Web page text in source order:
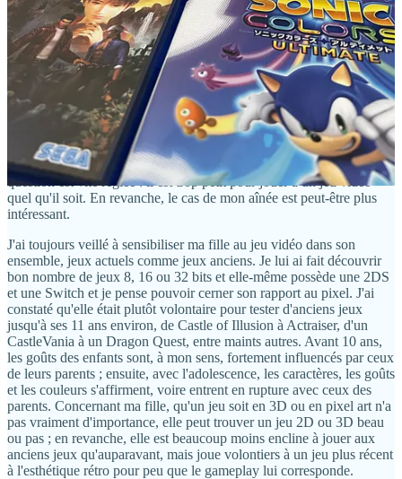
Mar 2, 2024
Liked by Thierry Falcoz
Hâte d'écouter ce nouvel épisode !
Je réagis au sondage de l'article car c'est un sujet qui me tient
particulièrement à coeur. J'ai deux enfants : une fille de 13 ans et un
garçon de 3, et tous les deux me voient jouer très (trop ?)
régulièrement sur d'anciennes machines. Pour mon deuxième, la
question est vite réglée : il est trop petit pour jouer à un jeu vidéo
quel qu'il soit. En revanche, le cas de mon aînée est peut-être plus
intéressant.
J'ai toujours veillé à sensibiliser ma fille au jeu vidéo dans son
ensemble, jeux actuels comme jeux anciens. Je lui ai fait découvrir
bon nombre de jeux 8, 16 ou 32 bits et elle-même possède une 2DS
et une Switch et je pense pouvoir cerner son rapport au pixel. J'ai
constaté qu'elle était plutôt volontaire pour tester d'anciens jeux
jusqu'à ses 11 ans environ, de Castle of Illusion à Actraiser, d'un
CastleVania à un Dragon Quest, entre maints autres. Avant 10 ans,
les goûts des enfants sont, à mon sens, fortement influencés par ceux
de leurs parents ; ensuite, avec l'adolescence, les caractères, les goûts
et les couleurs s'affirment, voire entrent en rupture avec ceux des
parents. Concernant ma fille, qu'un jeu soit en 3D ou en pixel art n'a
pas vraiment d'importance, elle peut trouver un jeu 2D ou 3D beau
ou pas ; en revanche, elle est beaucoup moins encline à jouer aux
anciens jeux qu'auparavant, mais joue volontiers à un jeu plus récent
à l'esthétique rétro pour peu que le gameplay lui corresponde.